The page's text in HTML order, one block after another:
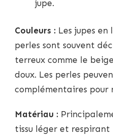
jupe.
Couleurs : Les jupes
perles sont souvent
terreux comme le
doux. Les perles
complémentaires pour
Matériau :
tissu léger et